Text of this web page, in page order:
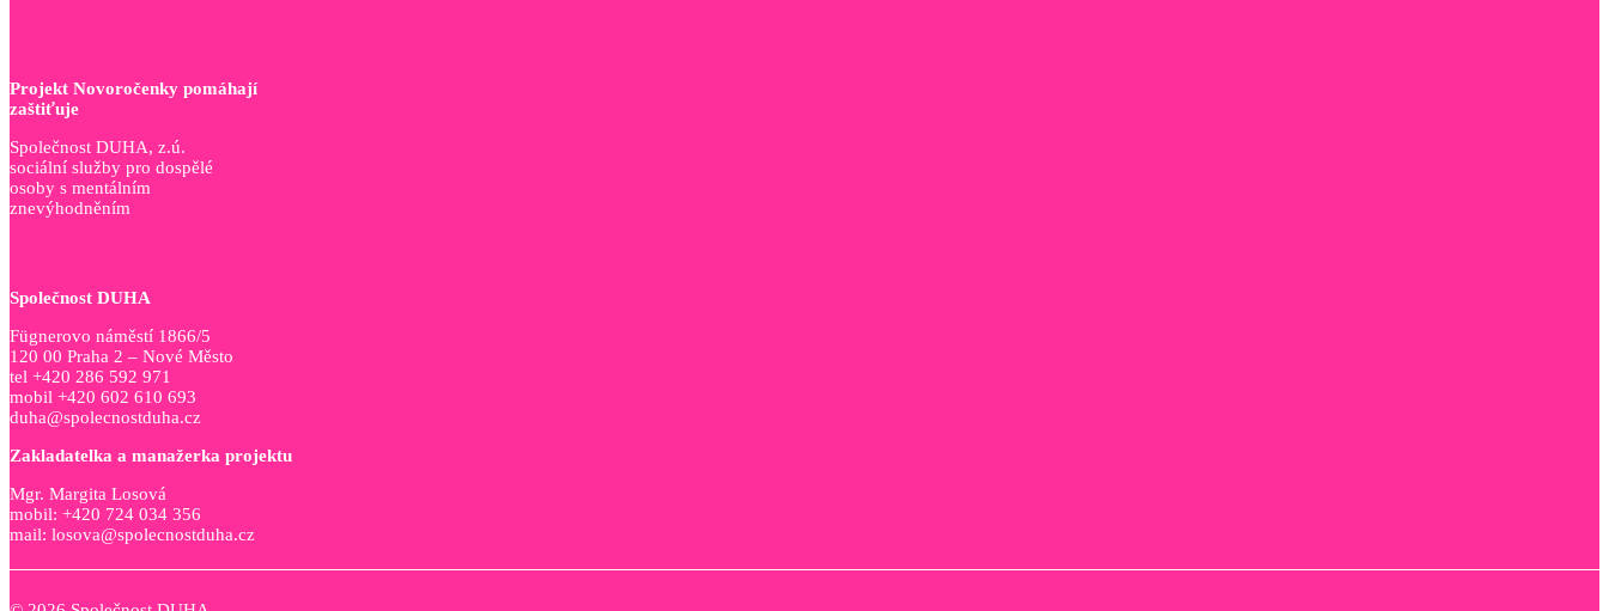
Projekt Novoročenky pomáhají
zaštiťuje
Společnost DUHA, z.ú.
sociální služby pro dospělé
osoby s mentálním
znevýhodněním
Společnost DUHA
Fügnerovo náměstí 1866/5
120 00 Praha 2 – Nové Město
tel +420 286 592 971
mobil +420 602 610 693
duha@spolecnostduha.cz
Zakladatelka a manažerka projektu
Mgr. Margita Losová
mobil: +420 724 034 356
mail: losova@spolecnostduha.cz